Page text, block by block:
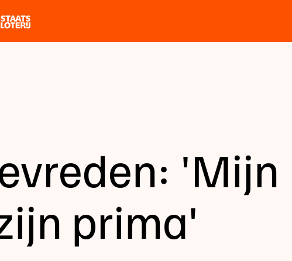
'Mijn
prima'